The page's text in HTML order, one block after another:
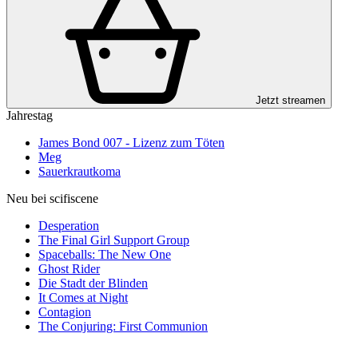
Jetzt streamen
Jahrestag
James Bond 007 - Lizenz zum Töten
Meg
Sauerkrautkoma
Neu bei scifiscene
Desperation
The Final Girl Support Group
Spaceballs: The New One
Ghost Rider
Die Stadt der Blinden
It Comes at Night
Contagion
The Conjuring: First Communion